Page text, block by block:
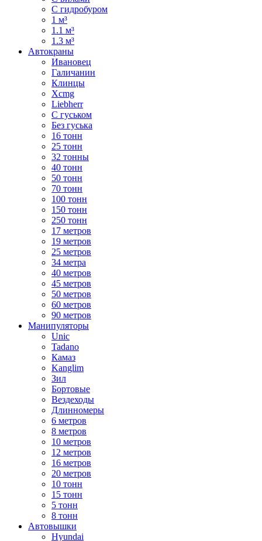
С гидробуром
1 м³
1.1 м³
1.3 м³
Автокраны
Ивановец
Галичанин
Клинцы
Xcmg
Liebherr
С гуськом
Без гуська
16 тонн
25 тонн
32 тонны
40 тонн
50 тонн
70 тонн
100 тонн
150 тонн
250 тонн
17 метров
19 метров
25 метров
34 метра
40 метров
45 метров
50 метров
60 метров
90 метров
Манипуляторы
Unic
Tadano
Камаз
Kanglim
Зил
Бортовые
Вездеходы
Длинномеры
6 метров
8 метров
10 метров
12 метров
16 метров
20 метров
10 тонн
15 тонн
5 тонн
8 тонн
Автовышки
Hyundai